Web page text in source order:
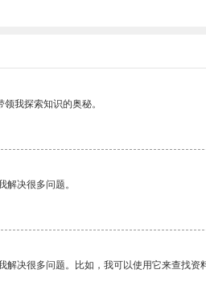
我探索知识的奥秘。
解决很多问题。
解决很多问题。比如，我可以使用它来查找资